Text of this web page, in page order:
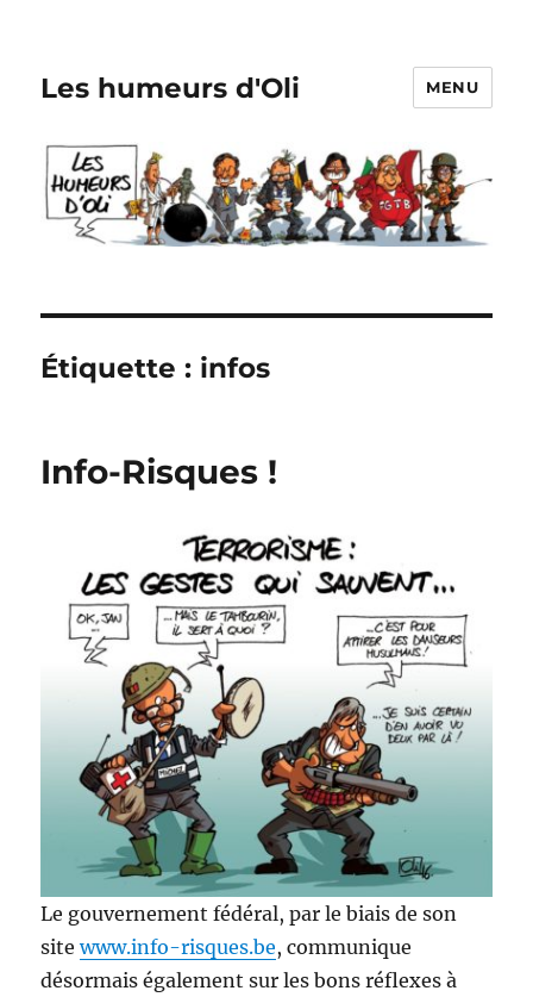
Les humeurs d'Oli MENU
Étiquette : infos
Info-Risques !
Le gouvernement fédéral, par le biais de son
sitewww.info-risques.be, communique
désormais également sur les bons réflexes à